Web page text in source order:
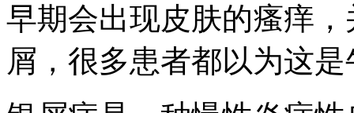
早期会出现皮肤的瘙痒
屑，很多患者都以为这